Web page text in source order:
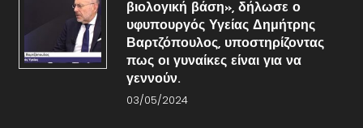
βιολογική βάση», δήλωσε ο
υφυπουργός Υγείας Δημήτρης
Βαρτζόπουλος, υποστηρίζοντας
πως οι γυναίκες είναι για να
γεννούν.
03/05/2024